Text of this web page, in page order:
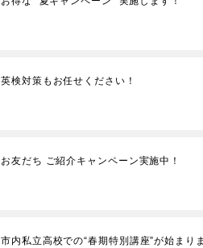
英検対策もお任せください！
お友だち ご紹介キャンペーン実施中！
市内私立高校での“春期特別講座”が始まり